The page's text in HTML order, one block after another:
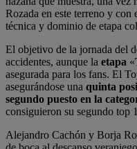
Rozada en este terreno y con
técnica y dominio de etapa
El objetivo de la jornada del
accidentes, aunque la etapa «
asegurada para los fans. El
asegurándose una quinta
segundo puesto en la
consiguieron su segundo top
Alejandro Cachón y Borja